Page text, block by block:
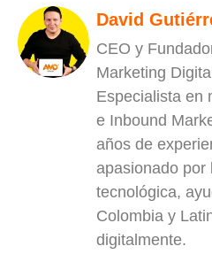
David
CEO y
Marketing
Especialista en
e Inbound
años de
apasionado por
tecnológica,
Colombia y
digitalmente.